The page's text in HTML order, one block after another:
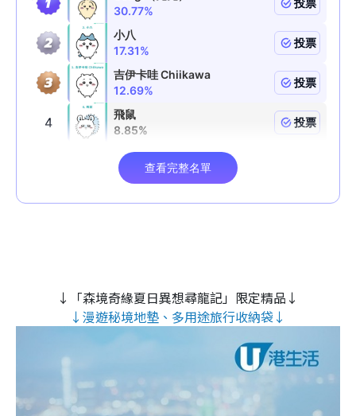
↓「森境奇緣夏日異想尋龍記」限定精品↓
↓漫遊秘境地墊、多用途旅行收納袋↓